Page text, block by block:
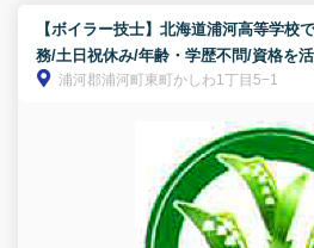
【ボイラー技士】北海道浦河高等学校
務/土日祝休み/年齢・学歴不問/資格を
浦河郡浦河町東町かしわ1丁目5−1